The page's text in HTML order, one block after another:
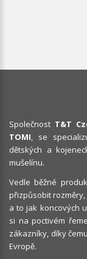
Společnost T&T
TOMI , se
dětských a
mušelínu.
Vedle běžné
přizpůsobit
a to jak koncových
si na poctivém
zákazníky, díky
Evropě.